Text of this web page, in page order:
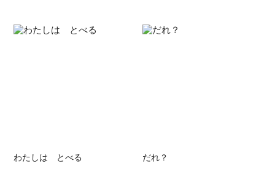
わたしは とべる だれ？